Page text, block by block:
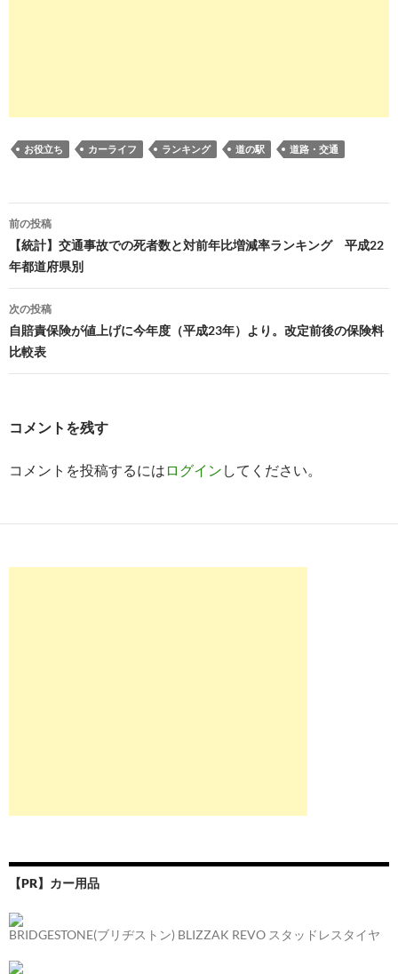
お役立ち カーライフ ランキング 道の駅 道路・交通
投
稿
ナ
ビ
ゲ
ー
ョ
ン
前の投稿
【統計】交通事故での死者数と対前年比増減率ランキング 平成22
年都道府県別
次の投稿
自賠責保険が値上げに今年度（平成23年）より。改定前後の保険料
比較表
コメントを残す
コメントを投稿するには ログイン してください。
【PR】カー用品
BRIDGESTONE(ブリヂストン) BLIZZAK REVO スタッドレスタイヤ